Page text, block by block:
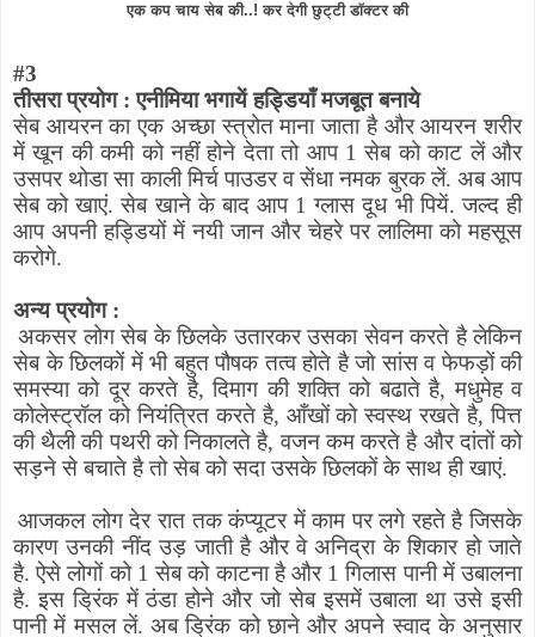
एक कप चाय सेब की..! कर देगी छुट्टी डॉक्टर की
#3
तीसरा प्रयोग : एनीमिया भगायें हड्डियाँ मजबूत बनाये
सेब आयरन का एक अच्छा स्त्रोत माना जाता है और आयरन शरीर
में खून की कमी को नहीं होने देता तो आप 1 सेब को काट लें और
उसपर थोडा सा काली मिर्च पाउडर व सेंधा नमक बुरक लें. अब आप
सेब को खाएं. सेब खाने के बाद आप 1 ग्लास दूध भी पियें. जल्द ही
आप अपनी हड्डियों में नयी जान और चेहरे पर लालिमा को महसूस
करोगे.
अन्य प्रयोग :
अकसर लोग सेब के छिलके उतारकर उसका सेवन करते है लेकिन
सेब के छिलकों में भी बहुत पौषक तत्व होते है जो सांस व फेफड़ों की
समस्या को दूर करते है,दिमाग की शक्ति को बढाते है,मधुमेह व
कोलेस्ट्रॉल को नियंत्रित करते है, आँखों को स्वस्थ रखते है,पित्त
की थैली की पथरी को निकालते है,वजन कम करते है और दांतों को
सड़ने से बचाते है तो सेब को सदा उसके छिलकों के साथ ही खाएं.
आजकल लोग देर रात तक कंप्यूटर में काम पर लगे रहते है जिसके
कारण उनकी नींद उड़ जाती है और वे अनिद्रा के शिकार हो जाते
है. ऐसे लोगों को 1 सेब को काटना है और 1 गिलास पानी में उबालना
है. इस ड्रिंक में ठंडा होने और जो सेब इसमें उबाला था उसे इसी
पानी में मसल लें. अब ड्रिंक को छाने और अपने स्वाद के अनुसार